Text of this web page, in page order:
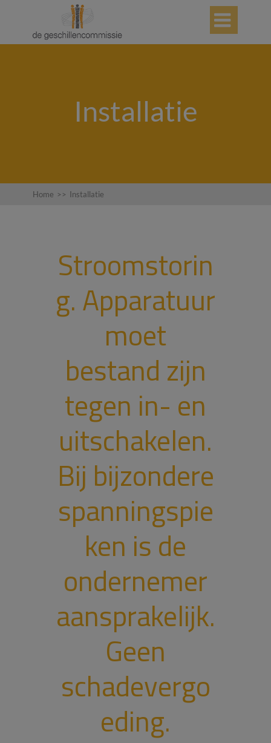

Installatie
Home >> Installatie
Stroomstorin
g. Apparatuur
moet
bestand zijn
tegen in- en
uitschakelen.
Bij bijzondere
spanningspie
ken is de
ondernemer
aansprakelijk.
Geen
schadevergo
eding.